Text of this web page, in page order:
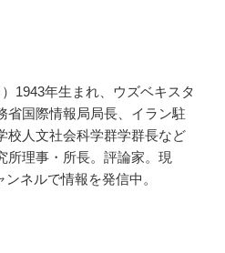
1943年生まれ、ウズベキスタ
省国際情報局局長、イラン駐
校人文社会科学群学群長など
所理事・所長。評論家。現
ネルで情報を発信中。